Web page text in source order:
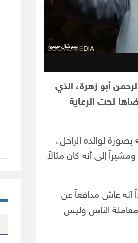
سوشال ميديا
أبو زهرة، الذي
قضاها تحت الرعاية
لوالده الراحل،
إلى أنه كان مثالاً
أنه عاش مدافعاً عن
معاملة الناس وليس